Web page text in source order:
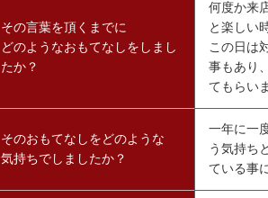
その言葉を頂くまでに
どのようなおもてなしをしまし
たか？
何度か来
と楽しい
この日は
事もあり
てもらい
そのおもてなしをどのような
気持ちでしましたか？
一年に一
う気持ち
ている事